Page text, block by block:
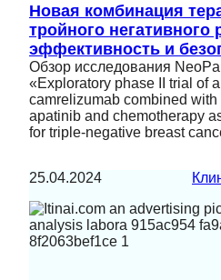
Новая комбинация
тройного негативного
эффективность и
Обзор исследования
«Exploratory phase II trial of
camrelizumab combined
apatinib and chemotherapy
for triple-negative breast
25.04.2024